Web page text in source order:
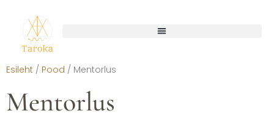
Esileht / Pood / Mentorlus
Mentorlus